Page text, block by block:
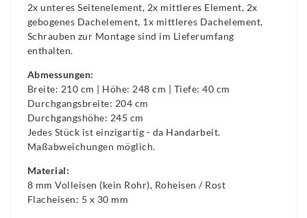
2x unteres Seitenelement, 2x mittleres Element, 2x
gebogenes Dachelement, 1x mittleres Dachelement,
Schrauben zur Montage sind im Lieferumfang
enthalten.
Abmessungen:
Breite: 210 cm | Höhe: 248 cm | Tiefe: 40 cm
Durchgangsbreite: 204 cm
Durchgangshöhe: 245 cm
Jedes Stück ist einzigartig - da Handarbeit.
Maßabweichungen möglich.
Material:
8 mm Volleisen (kein Rohr), Roheisen / Rost
Flacheisen: 5 x 30 mm